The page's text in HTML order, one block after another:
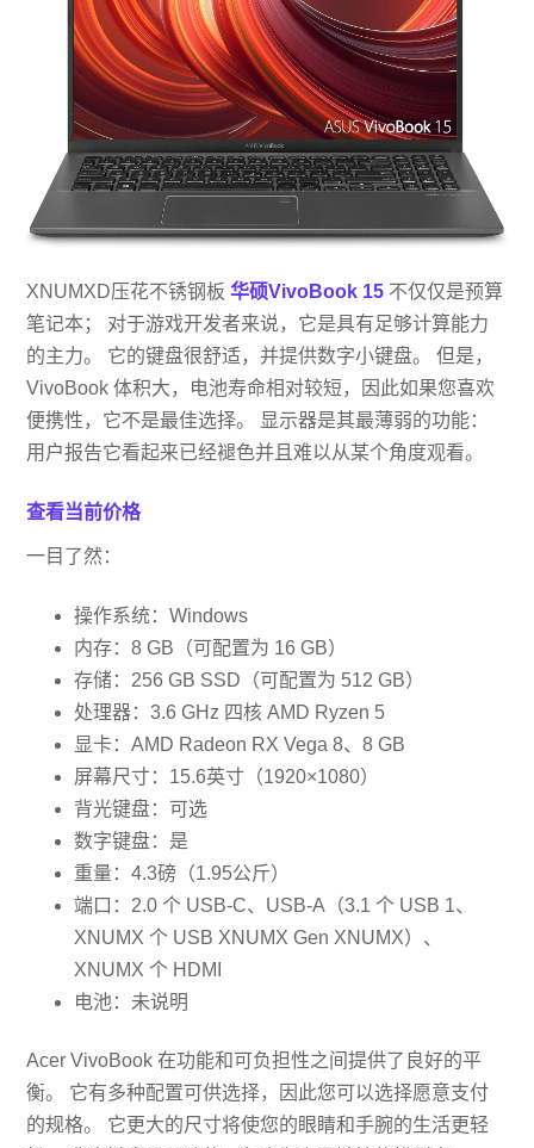
XNUMXD压花不锈钢板华硕VivoBook 15 不仅仅是预算
笔记本； 对于游戏开发者来说，它是具有足够计算能力
的主力。 它的键盘很舒适，并提供数字小键盘。 但是，
VivoBook 体积大，电池寿命相对较短，因此如果您喜欢
便携性，它不是最佳选择。 显示器是其最薄弱的功能：
用户报告它看起来已经褪色并且难以从某个角度观看。
查看当前价格
一目了然：
操作系统：Windows
内存：8 GB（可配置为 16 GB）
存储：256 GB SSD（可配置为 512 GB）
处理器：3.6 GHz 四核 AMD Ryzen 5
显卡：AMD Radeon RX Vega 8、8 GB
屏幕尺寸：15.6英寸（1920×1080）
背光键盘：可选
数字键盘：是
重量：4.3磅（1.95公斤）
端口：2.0 个 USB-C、USB-A（3.1 个 USB 1、
XNUMX 个 USB XNUMX Gen XNUMX）、
XNUMX 个 HDMI
电池：未说明
Acer VivoBook 在功能和可负担性之间提供了良好的平
衡。 它有多种配置可供选择，因此您可以选择愿意支付
的规格。 它更大的尺寸将使您的眼睛和手腕的生活更轻